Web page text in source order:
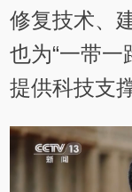
修复技术、
也为“一带一
提供科技支撑